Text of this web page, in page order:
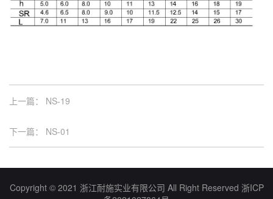
上一篇： NS-19
下一篇： NS-01
Copyright © 2021 浙江耐施实业有限公司 All Right Reserved 浙ICP